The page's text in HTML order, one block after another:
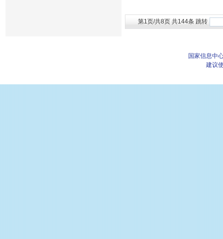
第1页/共8页 共144条 跳转
国家信息中
建议